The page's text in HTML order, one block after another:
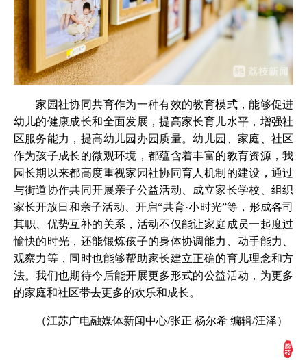
家园社协同共育作为一种有效的教育模式，能够促进
幼儿的健康成长和全面发展，提高家长育儿水平，增强社
区服务能力，提高幼儿园办园质量。幼儿园、家庭、社区
作为孩子成长的微观环境，都蕴含着丰富的教育资源，我
园长期以来都高度重视家园社协同育人机制的建设，通过
与街道协作共同开展亲子公益活动、成立家长学校、组织
家长开放日和亲子活动、开启“共育·小时光”等，形成各司
其职、优势互补的关系，活动不仅能让家庭成员一起度过
愉快的时光，还能锻炼孩子的身体协调能力、动手能力、
观察力等，同时也能够帮助家长建立正确的育儿理念和方
法。我们也期待今后能开展更多形式的公益活动，为更多
的家庭和社区带去更多的欢乐和成长。
（江苏广电融媒体新闻中心/张正 杨尔希 编辑/汪泽）